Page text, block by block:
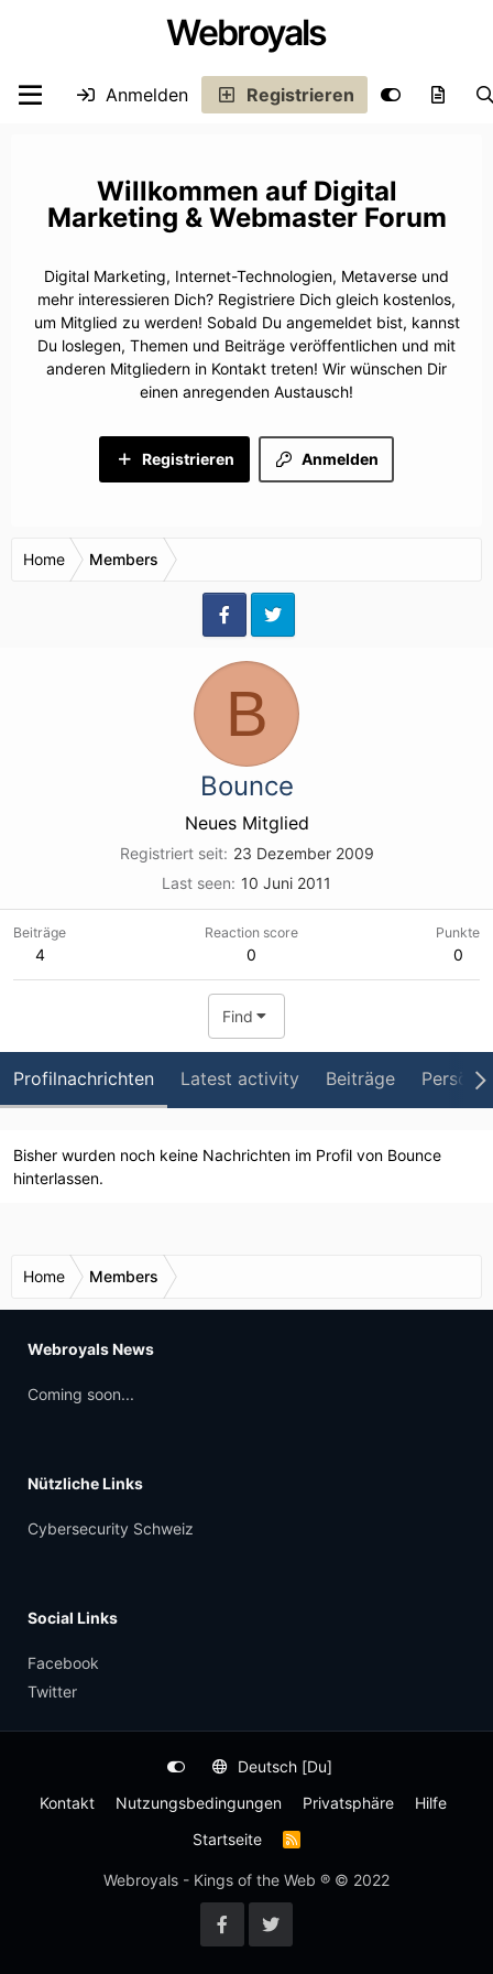
Webroyals
Anmelden Registrieren
Digital
Marketing & Webmaster Forum
Digital Marketing, Internet-Technologien, Metaverse und
mehr interessieren Dich? Registriere Dich gleich kostenlos,
um Mitglied zu werden! Sobald Du angemeldet bist, kannst
Du loslegen, Themen und Beiträge veröffentlichen und mit
anderen Mitgliedern in Kontakt treten! Wir wünschen Dir
einen anregenden Austausch!
Anmelden
Registrieren
Home Members
B
Bounce
Neues Mitglied
Registriert seit
23 Dezember 2009
Last seen
10 Juni 2011
Beiträge
4
Reaction score
0
Punkte
0
Find
Profilnachrichten Latest activity Beiträge
Bisher wurden noch keine Nachrichten im Profil von Bounce
hinterlassen.
Home Members
Webroyals News
Coming soon...
Nützliche Links
Cybersecurity Schweiz
Social Links
Facebook
Twitter
Deutsch [Du]
Kontakt
Nutzungsbedingungen Privatsphäre
Hilfe
Startseite
R
S
Webroyals - Kings of the Web ® © 2022